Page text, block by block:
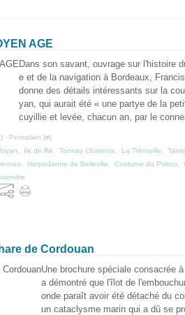
AGE
Dans son savant, ouvrage sur l'histoire
e et de la navigation à Bordeaux,
donne des détails intéressants sur la
yan, qui aurait été « une partye de la
cuyillie et levée, chacun an, par le
] - Permalien [#]
Ile de Ré Tonnay Charente La Trémoïlle
Harpedanne de Belleville Coutume du Poitou
de Cordouan
Une brochure spéciale consacrée
a démontré que l'îlot de
onde paraît avoir été détaché du
un cataclysme marin qui a dû se